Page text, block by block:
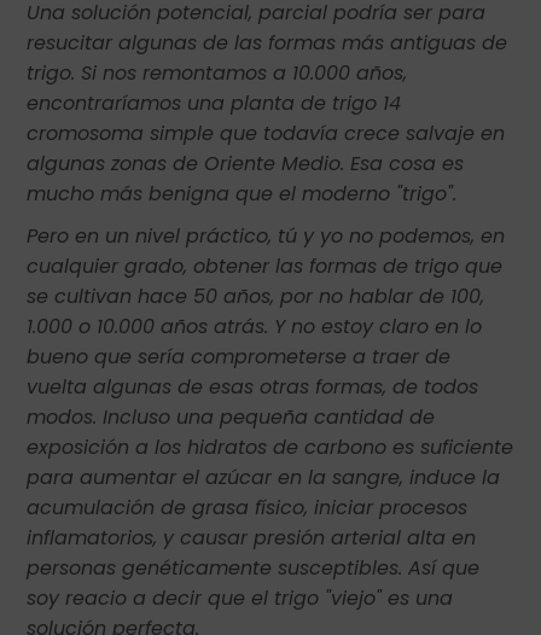
Una solución potencial, parcial podría ser para
resucitar algunas de las formas más antiguas de
trigo. Si nos remontamos a 10.000 años,
encontraríamos una planta de trigo 14
cromosoma simple que todavía crece salvaje en
algunas zonas de Oriente Medio. Esa cosa es
mucho más benigna que el moderno "trigo".
Pero en un nivel práctico, tú y yo no podemos, en
cualquier grado, obtener las formas de trigo que
se cultivan hace 50 años, por no hablar de 100,
1.000 o 10.000 años atrás. Y no estoy claro en lo
bueno que sería comprometerse a traer de
vuelta algunas de esas otras formas, de todos
modos. Incluso una pequeña cantidad de
exposición a los hidratos de carbono es suficiente
para aumentar el azúcar en la sangre, induce la
acumulación de grasa físico, iniciar procesos
inflamatorios, y causar presión arterial alta en
personas genéticamente susceptibles. Así que
soy reacio a decir que el trigo "viejo" es una
solución perfecta.